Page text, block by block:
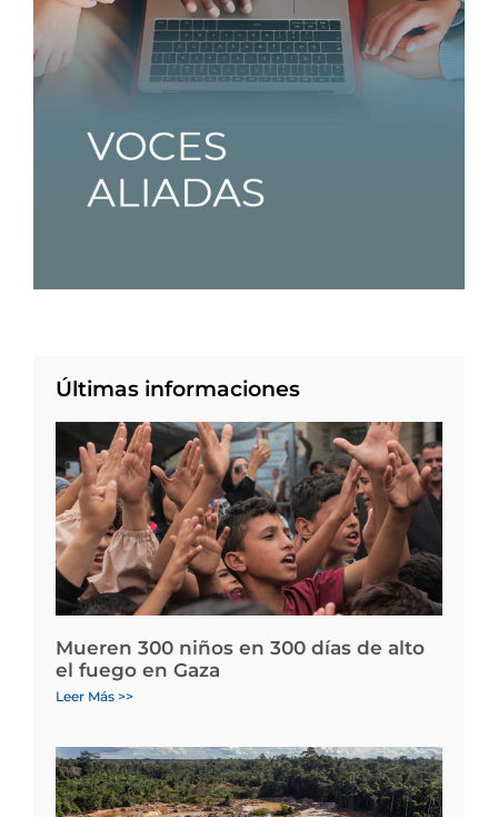
Últimas informaciones
Mueren 300 niños en 300 días de alto
el fuego en Gaza
Leer Más >>